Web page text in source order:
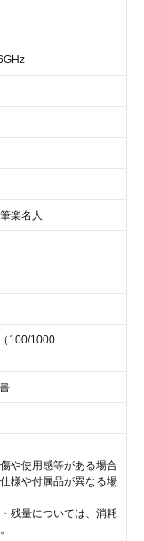
楽名人
100/1000
や使用感等がある場合
様や付属品が異なる場
残量については、消耗